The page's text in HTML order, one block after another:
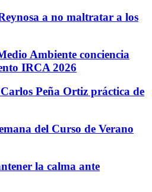
a no maltratar a los
Ambiente conciencia
IRCA 2026
Peña Ortiz práctica de
del Curso de Verano
la calma ante